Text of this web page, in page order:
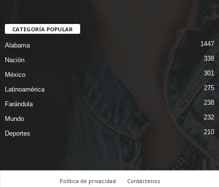
CATEGORÍA POPULAR
Alabama 1447
Nación 338
México 301
Latinoamérica 275
Farándula 238
Mundo 232
Deportes 210
Política de privacidad Contáctenos